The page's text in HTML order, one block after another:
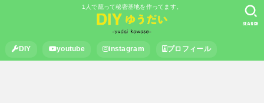
1人で籠って秘密基地を作ってます。
DIY youtube instagram プロフィール
SEARCH